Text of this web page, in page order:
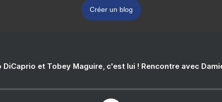
Créer un blog
DiCaprio et Tobey Maguire, c'est lui ! Rencontre avec